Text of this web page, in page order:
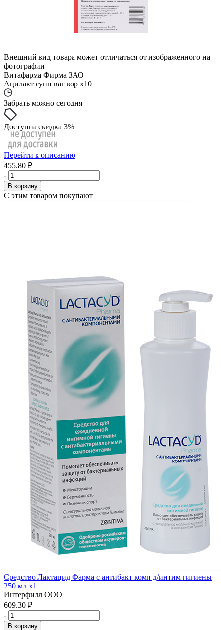
Внешний вид товара может отличаться от изображенного на
фотографии
Витафарма Фирма ЗАО
Ацилакт супп ваг кор x10
Забрать можно сегодня
Доступна скидка 3%
Перейти к описанию
455.80 ₽
-
+
В корзину
С этим товаром покупают
Средство Лактацид Фарма с антибакт комп д/интим гигиены
250 мл x1
Интерфилл ООО
609.30 ₽
-
+
В корзину